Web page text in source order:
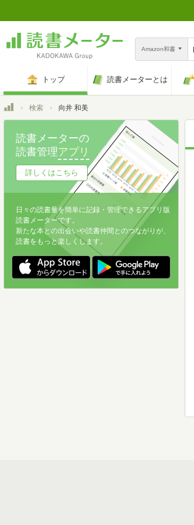
Amazon和書
トップ 読書メーターとは
トップ検索 向井 和美
読書メーターの
読書管理アプリ
詳しくはこちら
日々の読書量を簡単に記録・管理できるアプリ版
読書メーターです。
新たな本との出会いや読書仲間とのつながりが、
読書をもっと楽しくします。